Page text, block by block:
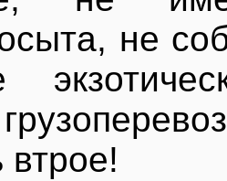
не
втрое!